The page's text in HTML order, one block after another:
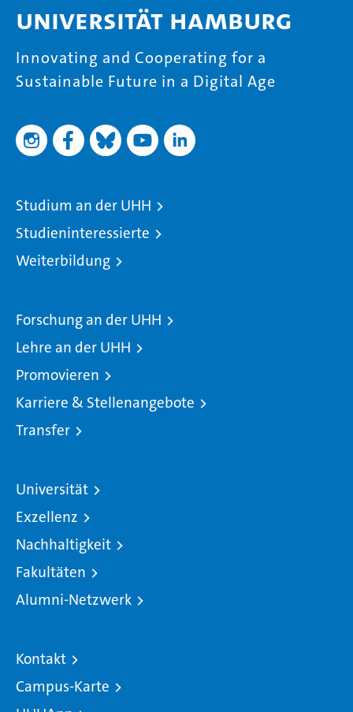
Universität Hamburg
Innovating and Cooperating for a
Sustainable Future in a Digital Age
Studium an der UHH
Studieninteressierte
Weiterbildung
Forschung an der UHH
Lehre an der UHH
Promovieren
Karriere & Stellenangebote
Transfer
Universität
Exzellenz
Nachhaltigkeit
Fakultäten
Alumni-Netzwerk
Kontakt
Campus-Karte